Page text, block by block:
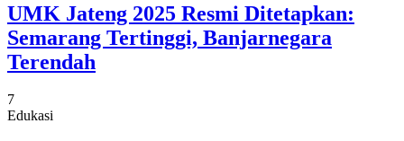
UMK Jateng 2025 Resmi Ditetapkan:
Semarang Tertinggi, Banjarnegara
Terendah
7
Edukasi